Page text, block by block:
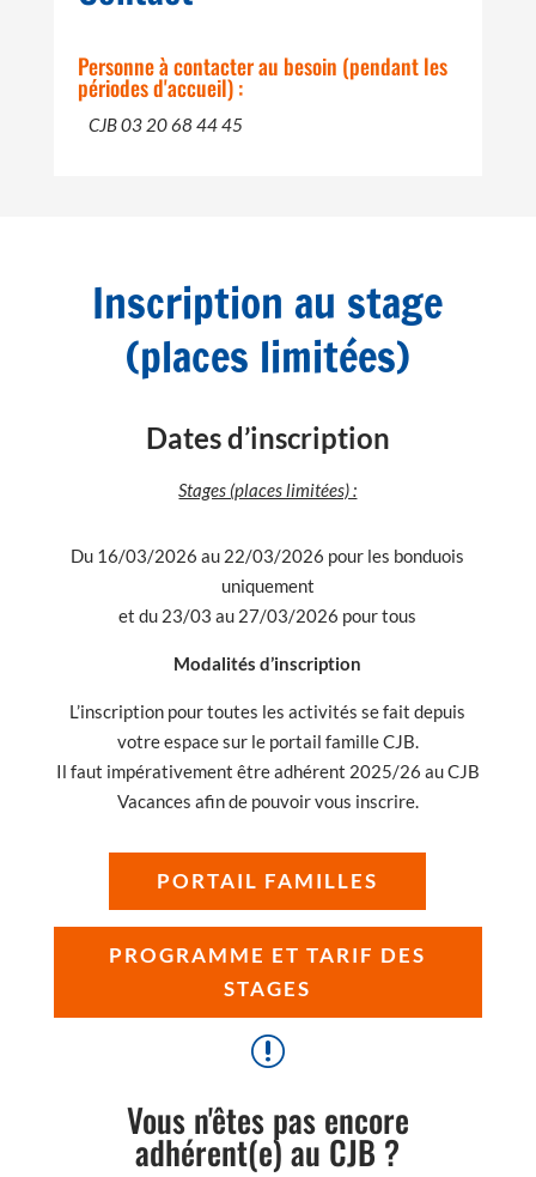
Personne à contacter au besoin (pendant les
périodes d'accueil) :
CJB 03 20 68 44 45
Inscription au stage
(places limitées)
Dates d’inscription
Stages (places limitées) :
Du 16/03/2026 au 22/03/2026 pour les bonduois
uniquement
et du 23/03 au 27/03/2026 pour tous
Modalités d’inscription
L’inscription pour toutes les activités se fait depuis
votre espace sur le portail famille CJB.
Il faut impérativement être adhérent 2025/26 au CJB
Vacances afin de pouvoir vous inscrire.
PORTAIL FAMILLES
PROGRAMME ET TARIF DES
STAGES
r
Vous n'êtes pas encore
adhérent(e) au CJB ?